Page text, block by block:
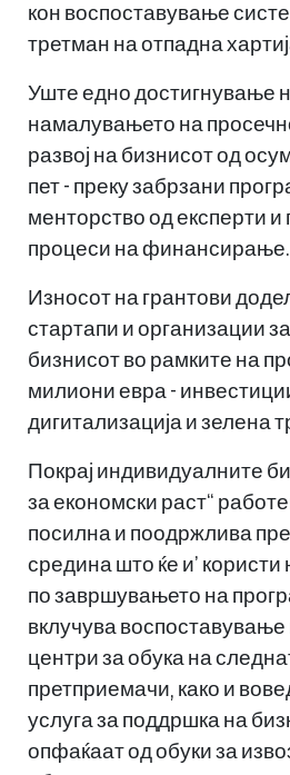
кон воспоставување
третман на отпадна
Уште едно достигнување
намалувањето на
развој на бизнисот од
пет - преку забрзани
менторство од експерти
процеси на финансирање.
Износот на грантови
стартапи и организации
бизнисот во рамките на
милиони евра -
дигитализација и зелена
Покрај индивидуалните
за економски раст“
посилна и поодржлива
средина што ќе и’ користи
по завршувањето на
вклучува
центри за обука на
претприемачи, како и
услуга за поддршка на
опфаќаат од обуки за